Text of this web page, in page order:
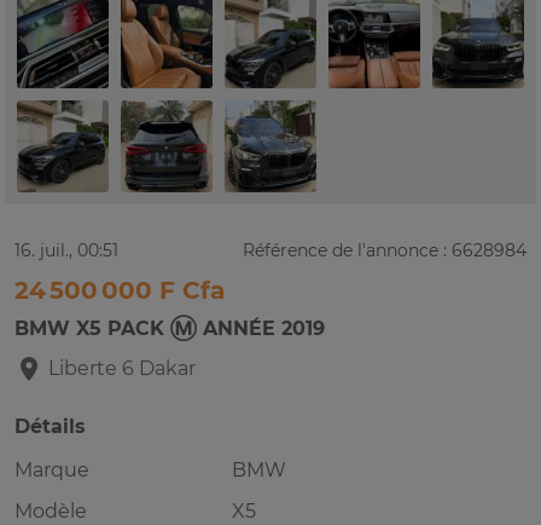
16. juil., 00:51 Référence de l'annonce : 6628984
24 500 000 F Cfa
BMW X5 PACK Ⓜ️ ANNÉE 2019
Liberte 6 Dakar
Détails
Marque
BMW
Modèle
X5